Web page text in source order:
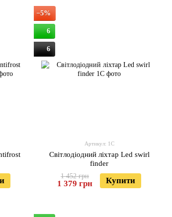
−5%
6
6
Артикул: 1C
Світлодіодний ліхтар Led swirl
finder
1 452 грн
1 379 грн Купити